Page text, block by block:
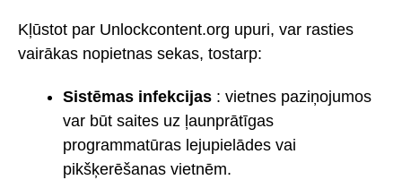
Kļūstot par Unlockcontent.org upuri, var rasties
vairākas nopietnas sekas, tostarp:
Sistēmas infekcijas : vietnes paziņojumos
var būt saites uz ļaunprātīgas
programmatūras lejupielādes vai
pikšķerēšanas vietnēm.